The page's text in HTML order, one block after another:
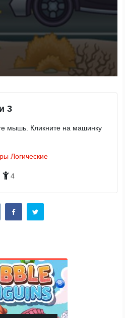
3
мышь. Кликните на машинку
Логические
4